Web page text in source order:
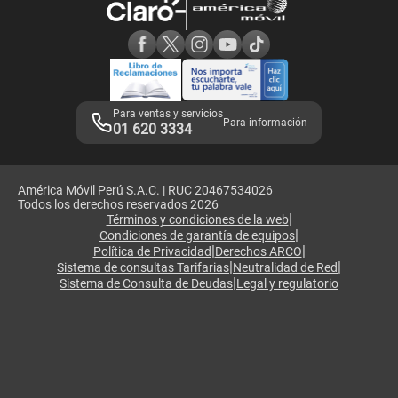
Adquirientes iPhone 6, 6S y SE
Mensaje de Seguridad
Términos y Condiciones de Tienda Claro
Libro de Reclamaciones
Legales de marketplace
Para ventas y servicios
01 620 3334 Para información
América Móvil Perú S.A.C. | RUC 20467534026
Todos los derechos reservados 2026
Términos y condiciones de la web|
Condiciones de garantía de equipos|
Política de Privacidad|Derechos ARCO|
Sistema de consultas Tarifarias|Neutralidad de Red|
Sistema de Consulta de Deudas|Legal y regulatorio